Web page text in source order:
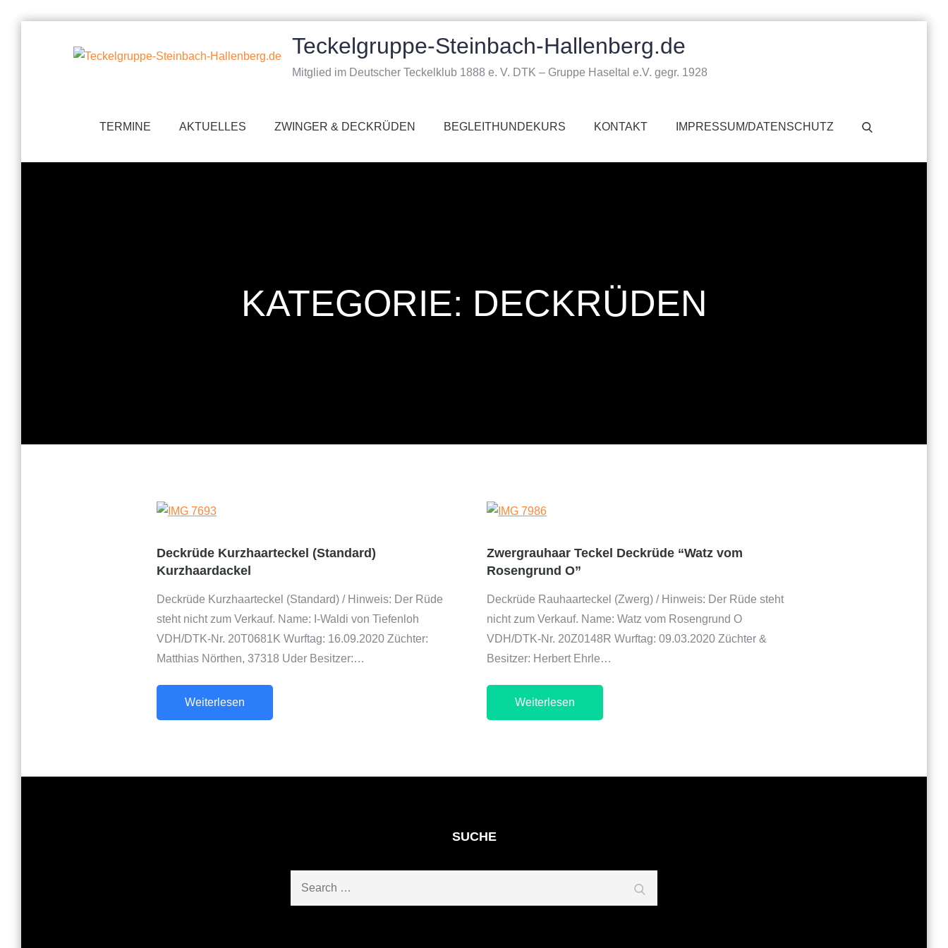
Teckelgruppe-Steinbach-Hallenberg.de
Mitglied im Deutscher Teckelklub 1888 e. V. DTK – Gruppe Haseltal e.V. gegr. 1928
TERMINE AKTUELLES ZWINGER & DECKRÜDEN BEGLEITHUNDEKURS KONTAKT IMPRESSUM/DATENSCHUTZ
KATEGORIE: DECKRÜDEN
Deckrüde Kurzhaarteckel (Standard)
Kurzhaardackel
Deckrüde Kurzhaarteckel (Standard) / Hinweis: Der Rüde
steht nicht zum Verkauf. Name: I-Waldi von Tiefenloh
VDH/DTK-Nr. 20T0681K Wurftag: 16.09.2020 Züchter:
Matthias Nörthen, 37318 Uder Besitzer:…
Weiterlesen
Zwergrauhaar Teckel Deckrüde “Watz vom
Rosengrund O”
Deckrüde Rauhaarteckel (Zwerg) / Hinweis: Der Rüde steht
nicht zum Verkauf. Name: Watz vom Rosengrund O
VDH/DTK-Nr. 20Z0148R Wurftag: 09.03.2020 Züchter &
Besitzer: Herbert Ehrle…
Weiterlesen
SUCHE